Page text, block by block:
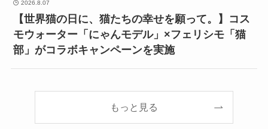
2026.8.07
【世界猫の日に、猫たちの幸せを願って。】コス
モウォーター「にゃんモデル」×フェリシモ「猫
部」がコラボキャンペーンを実施
もっと見る